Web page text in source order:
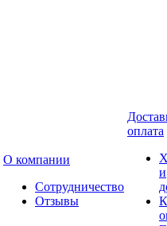
О компании
Сотрудничество
Отзывы
оплата
и